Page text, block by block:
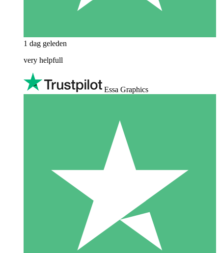
1 dag geleden
very helpfull
Essa Graphics